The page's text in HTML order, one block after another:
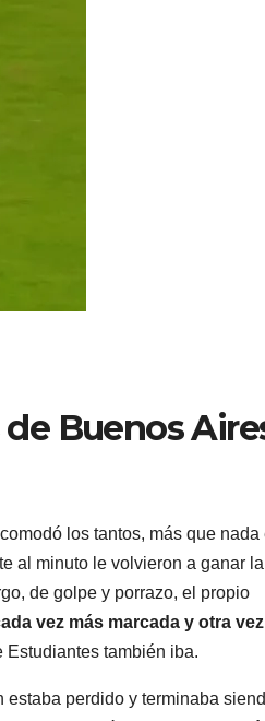
Buenos
los tantos, más que nada
al minuto le volvieron a ganar la
de golpe y porrazo, el propio
vez más marcada y otra vez
Estudiantes también iba.
estaba perdido y terminaba